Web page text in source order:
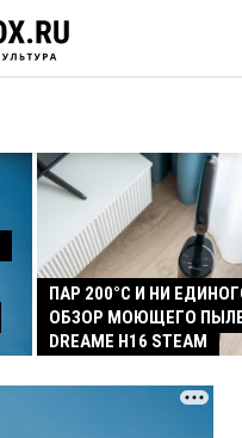
ПАР 200°C И НИ
ОБЗОР МОЮЩЕГО
DREAME H16 STEAM